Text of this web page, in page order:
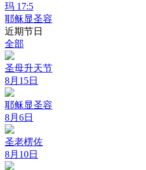
玛 17:5
耶稣显圣容
近期节日
全部
圣母升天节
8月15日
耶稣显圣容
8月6日
圣老楞佐
8月10日